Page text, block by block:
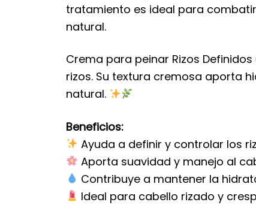
tratamiento es ideal para
natural.
Crema para peinar Rizos
rizos. Su textura cremosa aporta
natural.
Beneficios:
Ayuda a definir y controlar los
Aporta suavidad y manejo al
Contribuye a mantener la
Ideal para cabello rizado y